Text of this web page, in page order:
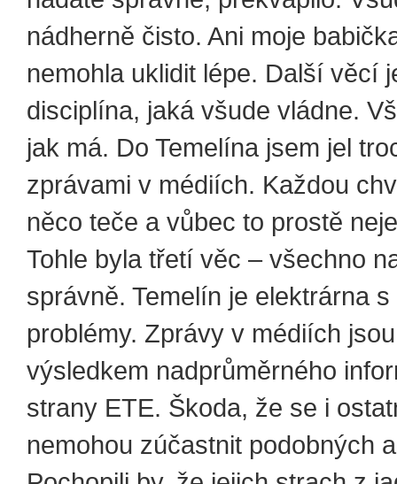
nádherně čisto. Ani moje
nemohla uklidit lépe. Další věcí
disciplína, jaká všude vládne.
jak má. Do Temelína jsem jel
zprávami v médiích. Každou
něco teče a vůbec to prostě
Tohle byla třetí věc – všechno
správně. Temelín je elektrárna
problémy. Zprávy v médiích
výsledkem nadprůměrného
strany ETE. Škoda, že se i
nemohou zúčastnit podobných